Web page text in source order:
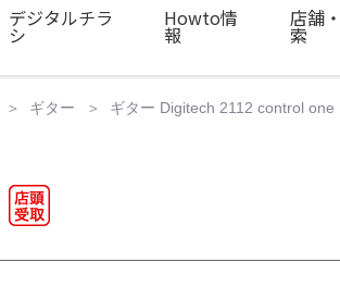
デジタルチラ
シ
Howto情
報
店舗
索
ギター ギター Digitech 2112 control